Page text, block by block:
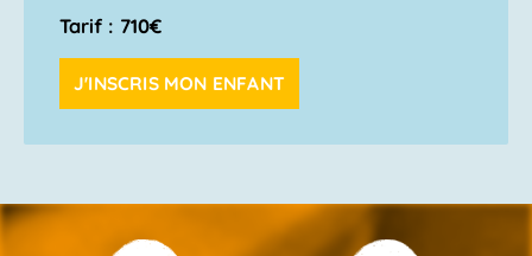
Tarif : 710€
J'INSCRIS MON ENFANT